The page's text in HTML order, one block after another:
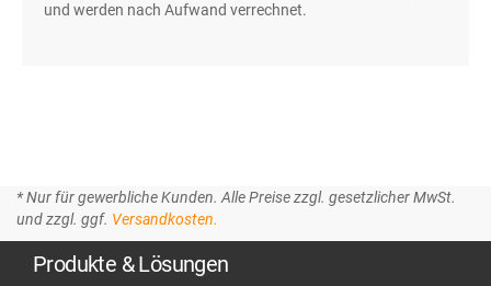
und werden nach Aufwand verrechnet.
* Nur für gewerbliche Kunden. Alle Preise zzgl. gesetzlicher MwSt.
und zzgl. ggf. Versandkosten.
Produkte & Lösungen